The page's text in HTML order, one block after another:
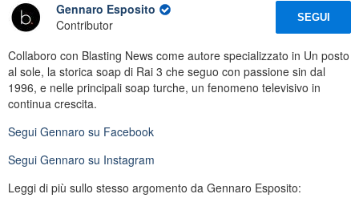
Gennaro Esposito
Contributor
SEGUI
Collaboro con Blasting News come autore specializzato in Un posto
al sole, la storica soap di Rai 3 che seguo con passione sin dal
1996, e nelle principali soap turche, un fenomeno televisivo in
continua crescita.
Segui Gennaro su Facebook
Segui Gennaro su Instagram
Leggi di più sullo stesso argomento da Gennaro Esposito: